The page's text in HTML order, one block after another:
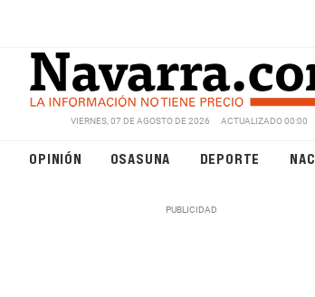
VIERNES, 07 DE AGOSTO DE 2026 ACTUALIZADO 00:00
OPINIÓN OSASUNA DEPORTE